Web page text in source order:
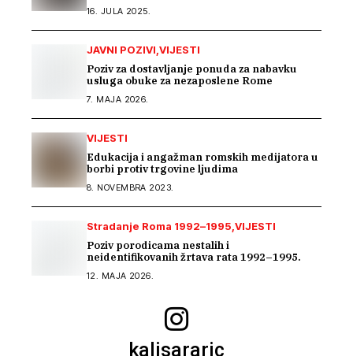
Srpske
16. JULA 2025.
JAVNI POZIVI VIJESTI
Poziv za dostavljanje ponuda za nabavku
usluga obuke za nezaposlene Rome
7. MAJA 2026.
VIJESTI
Edukacija i angažman romskih medijatora u
borbi protiv trgovine ljudima
8. NOVEMBRA 2023.
Stradanje Roma 1992–1995 VIJESTI
Poziv porodicama nestalih i
neidentifikovanih žrtava rata 1992–1995.
12. MAJA 2026.
kalisararic